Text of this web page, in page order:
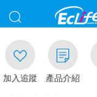
加入追蹤 產品介紹